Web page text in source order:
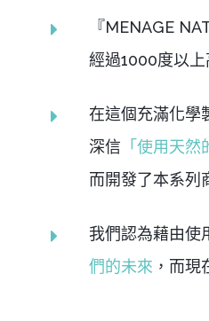
『MENAGE
經過1000度以
在這個充滿化學
深信 「使用天
而開發了本系列
我們認為藉由使
們的未來 ，而